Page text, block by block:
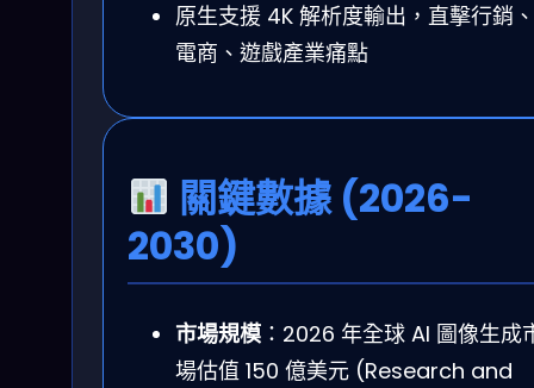
原生支援 4K 解析度輸出，直擊行銷、
電商、遊戲產業痛點
關鍵數據 (2026-
2030)
市場規模 ：2026 年全球 AI 圖像生成
場估值 150 億美元 (Research and